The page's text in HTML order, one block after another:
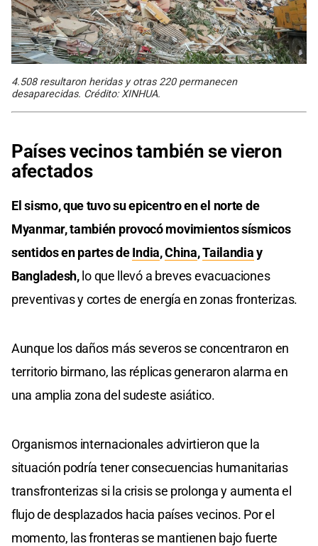
4.508 resultaron heridas y otras 220 permanecen
desaparecidas. Crédito: XINHUA.
Países vecinos también se vieron
afectados
El sismo, que tuvo su epicentro en el norte de
Myanmar, también provocó movimientos sísmicos
sentidos en partes deIndia,China,Tailandiay
Bangladesh,lo que llevó a breves evacuaciones
preventivas y cortes de energía en zonas fronterizas.
Aunque los daños más severos se concentraron en
territorio birmano, las réplicas generaron alarma en
una amplia zona del sudeste asiático.
Organismos internacionales advirtieron que la
situación podría tener consecuencias humanitarias
transfronterizas si la crisis se prolonga y aumenta el
flujo de desplazados hacia países vecinos. Por el
momento, las fronteras se mantienen bajo fuerte